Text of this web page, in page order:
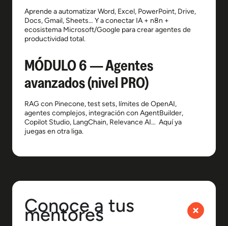
Aprende a automatizar Word, Excel, PowerPoint, Drive,
Docs, Gmail, Sheets… Y a conectar IA + n8n +
ecosistema Microsoft/Google para crear agentes de
productividad total.
MÓDULO 6 — Agentes
avanzados (nivel PRO)
RAG con Pinecone, test sets, límites de OpenAI,
agentes complejos, integración con AgentBuilder,
Copilot Studio, LangChain, Relevance AI… Aquí ya
juegas en otra liga.
Conoce a tus
mentores